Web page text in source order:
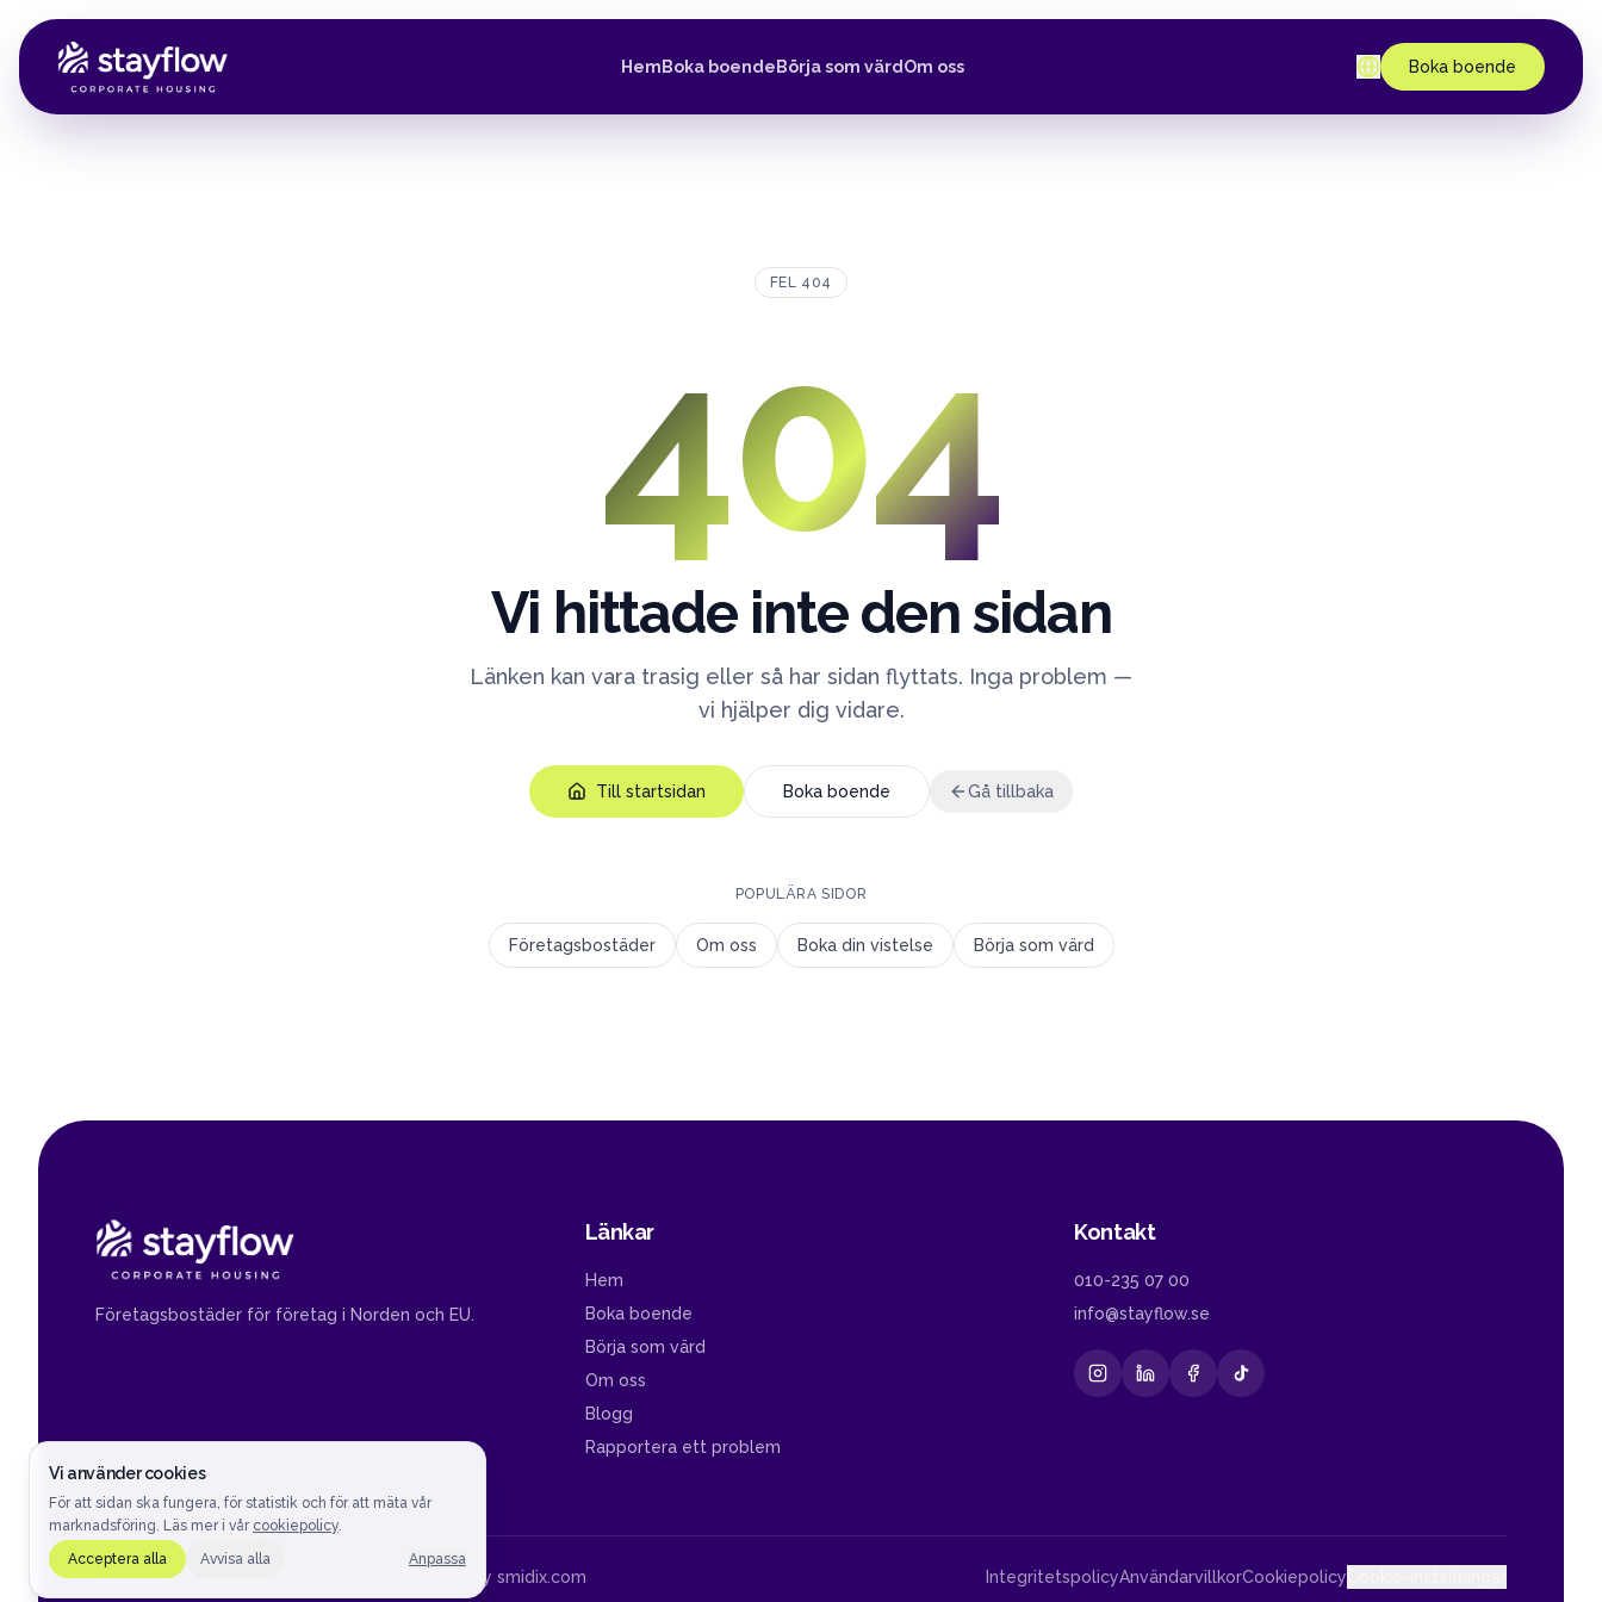
Hem Boka boende Börja som värd Om oss Boka boende
FEL 404
404
Vi hittade inte den sidan
Länken kan vara trasig eller så har sidan flyttats. Inga problem —
vi hjälper dig vidare.
Till startsidan Boka boende Gå tillbaka
POPULÄRA SIDOR
Företagsbostäder Om oss Boka din vistelse Börja som värd
Företagsbostäder för företag i Norden och EU.
Länkar
Hem
Boka boende
Börja som värd
Om oss
Blogg
Rapportera ett problem
Kontakt
010-235 07 00
info@stayflow.se
©2026Stayflow AB. All Rights Reserved. Built by smidix.com IntegritetspolicyAnvändarvillkorCookiepolicy
Vi använder cookies
För att sidan ska fungera, för statistik och för att mäta vår
marknadsföring. Läs mer i vår cookiepolicy.
Acceptera alla
Avvisa alla Anpassa